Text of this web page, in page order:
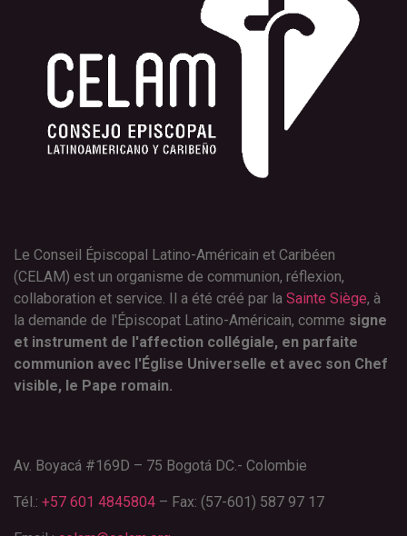
Le Conseil Épiscopal Latino-Américain et Caribéen
(CELAM) est un organisme de communion, réflexion,
collaboration et service. Il a été créé par la Sainte Siège, à
la demande de l'Épiscopat Latino-Américain, comme signe
et instrument de l'affection collégiale, en parfaite
communion avec l'Église Universelle et avec son Chef
visible, le Pape romain.
Av. Boyacá #169D – 75 Bogotá DC.- Colombie
Tél.: +57 601 4845804 – Fax: (57-601) 587 97 17